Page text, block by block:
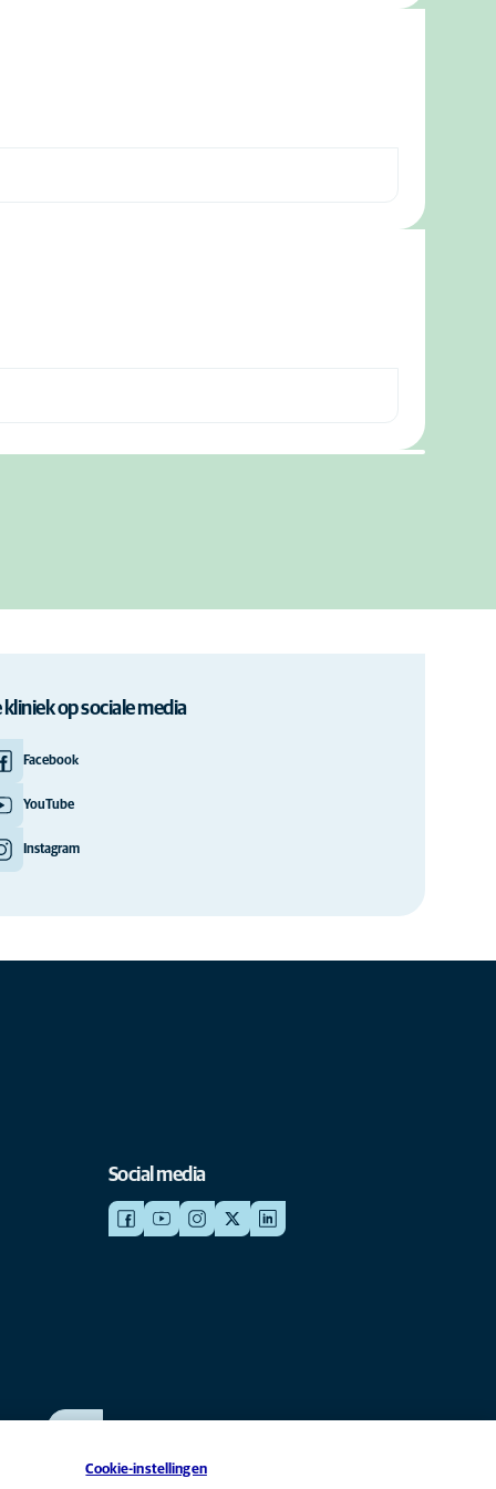
kliniek op sociale media
Facebook
YouTube
Instagram
Social media
Cookie-instellingen